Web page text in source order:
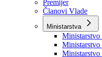
Vlada
Vlada BPK
Premijer
Članovi Vlade
Ministarstva